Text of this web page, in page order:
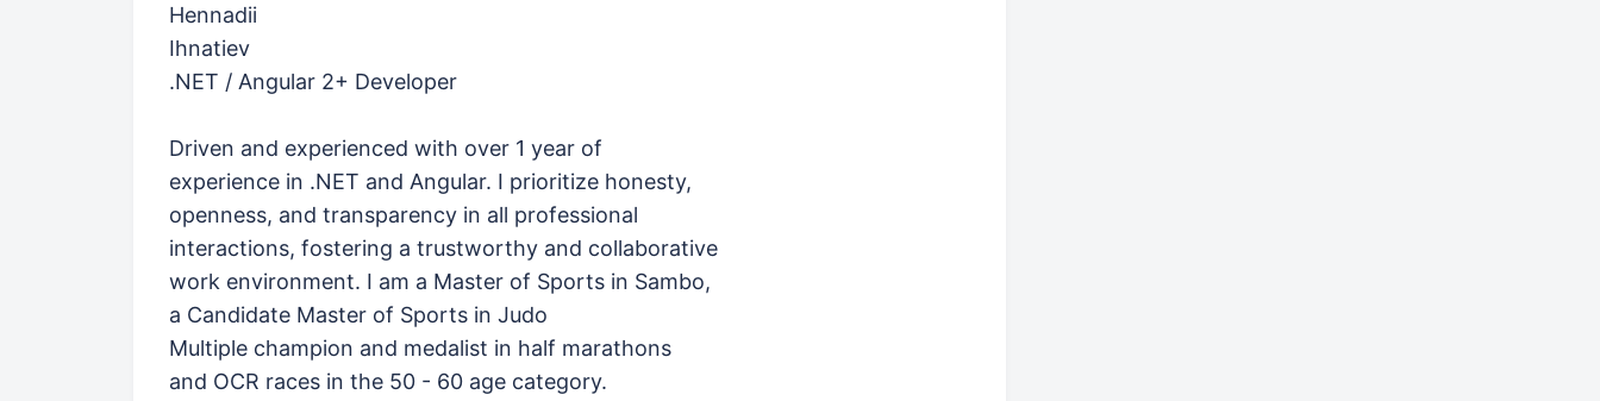
Hennadii
Ihnatiev
.NET / Angular 2+ Developer
Driven and experienced with over 1 year of
experience in .NET and Angular. I prioritize honesty,
openness, and transparency in all professional
interactions, fostering a trustworthy and collaborative
work environment. I am a Master of Sports in Sambo,
a Candidate Master of Sports in Judo
Multiple champion and medalist in half marathons
and OCR races in the 50 - 60 age category.